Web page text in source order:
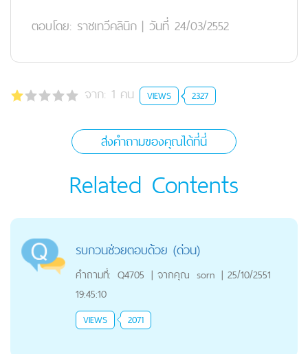
ตอบโดย: ราชเทวีคลินิก | วันที่ 24/03/2552
จาก: 1 คน VIEWS 2327
ส่งคำถามของคุณได้ที่นี่
Related Contents
รบกวนช่วยตอบด้วย (ด่วน)
คำถามที่: Q4705 | จากคุณ sorn | 25/10/2551
19:45:10
VIEWS 2071